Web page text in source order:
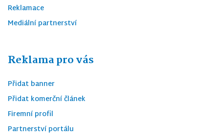
Reklamace
Mediální partnerství
Reklama pro vás
Přidat banner
Přidat komerční článek
Firemní profil
Partnerství portálu